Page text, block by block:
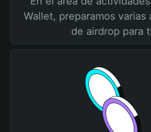
Wallet, preparamos varias
de airdrop para